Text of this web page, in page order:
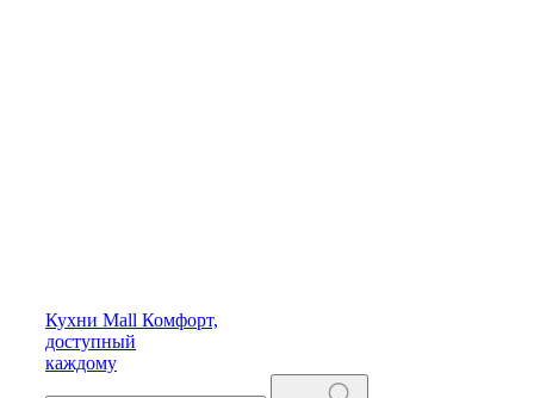
Кухни Mall Комфорт,
доступный
каждому